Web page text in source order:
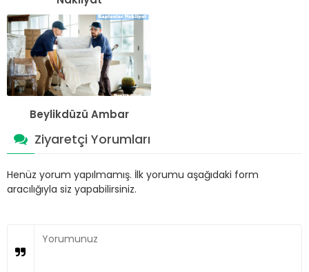
Beylikdüzü Ambar
Ziyaretçi Yorumları
Henüz yorum yapılmamış. İlk yorumu aşağıdaki form
aracılığıyla siz yapabilirsiniz.